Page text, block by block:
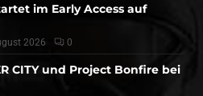
im Early Access auf
2026 0
CITY und Project Bonfire bei